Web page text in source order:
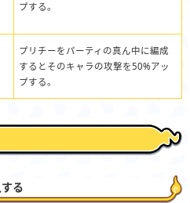
プする。
プリチーをパーティの真ん中に編成
するとそのキャラの攻撃を50%アッ
プする。
る